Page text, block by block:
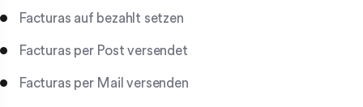
Facturas auf bezahlt setzen
Facturas per Post versendet
Facturas per Mail versenden